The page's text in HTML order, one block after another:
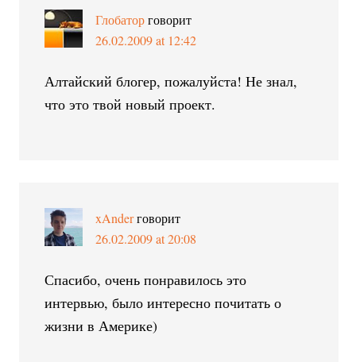
Глобатор говорит
26.02.2009 at 12:42
Алтайский блогер, пожалуйста! Не знал,
что это твой новый проект.
xAnderговорит
26.02.2009 at 20:08
Спасибо, очень понравилось это
интервью, было интересно почитать о
жизни в Америке)